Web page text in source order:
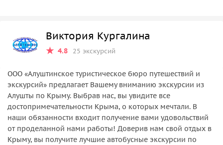
Виктория Кургалина
4.8 25 экскурсий
ООО «Алуштинское туристическое бюро путешествий и
экскурсий» предлагает Вашему вниманию экскурсии из
Алушты по Крыму. Выбрав нас, вы увидите все
достопримечательности Крыма, о которых мечтали. В
наши обязанности входит получение вами удовольствий
от проделанной нами работы! Доверив нам свой отдых в
Крыму, вы получите лучшие автобусные экскурсии по